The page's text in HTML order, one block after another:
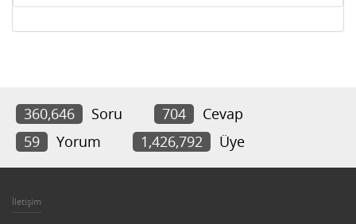
360,646 Soru 704
Cevap
59
Yorum 1,426,792 Üye
İletişim